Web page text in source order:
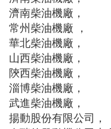
濟南柴油機廠，
常州柴油機廠 ，
華北柴油機廠，
山西柴油機廠，
陝西柴油機廠，
淄博柴油機廠，
武進柴油機廠，
揚動股份有限公司，